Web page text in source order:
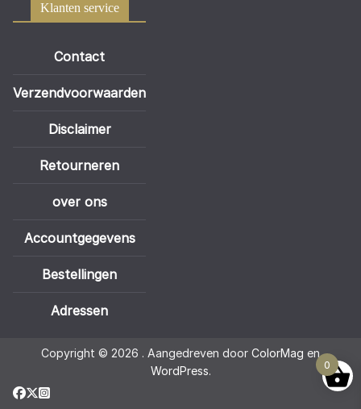
Klanten service
Contact
Verzendvoorwaarden
Disclaimer
Retourneren
over ons
Accountgegevens
Bestellingen
Adressen
Copyright © 2026 . Aangedreven door ColorMag en
WordPress. 0